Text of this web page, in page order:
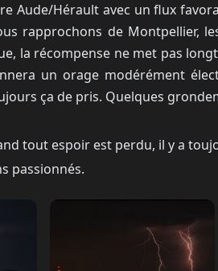
Aude/Hérault avec un flux
rapprochons de Montpellier,
la récompense ne met pas
un orage modérément
ça de pris. Quelques
tout espoir est perdu, il y a
passionnés.